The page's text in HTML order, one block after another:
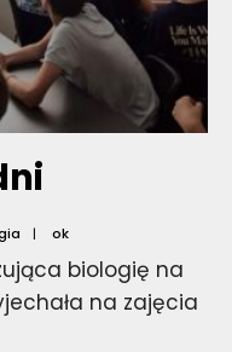
| ok
biologię na
na zajęcia